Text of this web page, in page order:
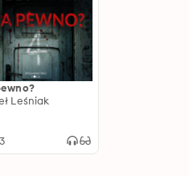
Leśniak